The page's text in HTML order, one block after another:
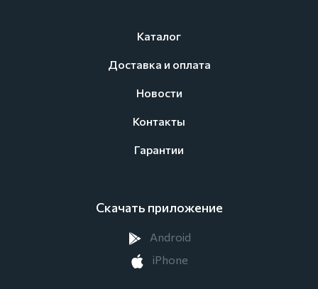
Каталог
Доставка и оплата
Новости
Контакты
Гарантии
Скачать приложение
Android
iPhone